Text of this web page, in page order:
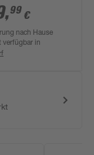
cm
,99 €
nach Hause
verfügbar in